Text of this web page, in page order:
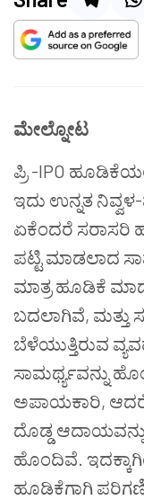
ಮೇಲ್ನೋಟ
ಪ್ರಿ -IPO
ಇದು ಉನ್ನತ ನಿವ್ವಳ-
ಏಕೆಂದರೆ ಸರಾಸರಿ
ಪಟ್ಟಿ ಮಾಡಲಾದ
ಮಾತ್ರ ಹೂಡಿಕೆ
ಬದಲಾಗಿವೆ, ಮತ್ತು
ಬೆಳೆಯುತ್ತಿರುವ
ಸಾಮರ್ಥ್ಯವನ್ನು
ಅಪಾಯಕಾರಿ, ಆದರೆ
ದೊಡ್ಡ
ಹೊಂದಿವೆ.
ಹೂಡಿಕೆಗಾಗಿ